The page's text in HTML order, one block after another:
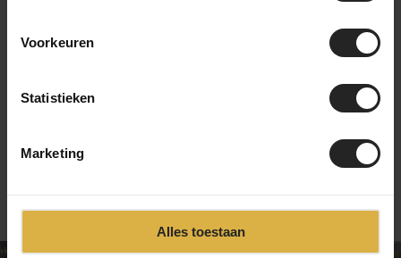
Voorkeuren
Statistieken
Marketing
Alles toestaan
Apidura Expedition
20,-